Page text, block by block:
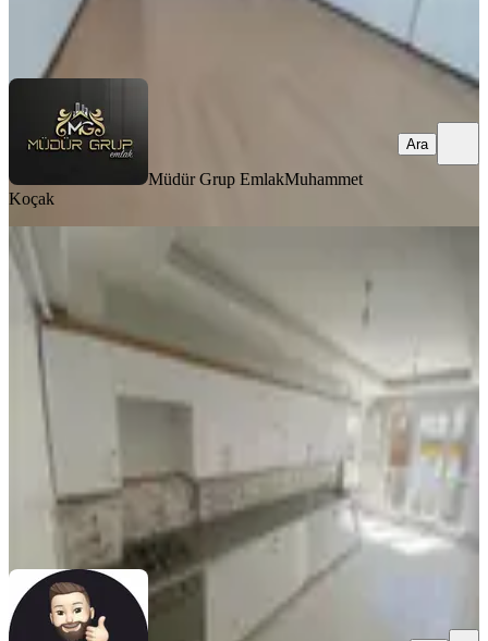
Müdür Grup Emlak
Müdür Grup EmlakMuhammet
Koçak
Ara
3+1·135 m²· 23.07.2026
23.000 ₺
HASAN AKBULUT GAYRİMENKUL Mehmet Sinan Özhan